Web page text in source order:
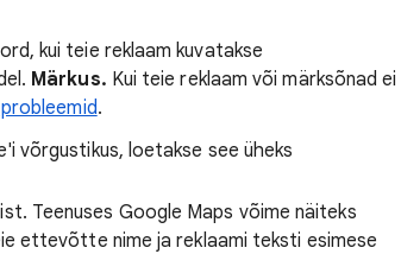
kui teie reklaam kuvatakse
Märkus. Kui teie reklaam või märksõnad ei
.
võrgustikus, loetakse see üheks
Teenuses Google Maps võime näiteks
ettevõtte nime ja reklaami teksti esimese